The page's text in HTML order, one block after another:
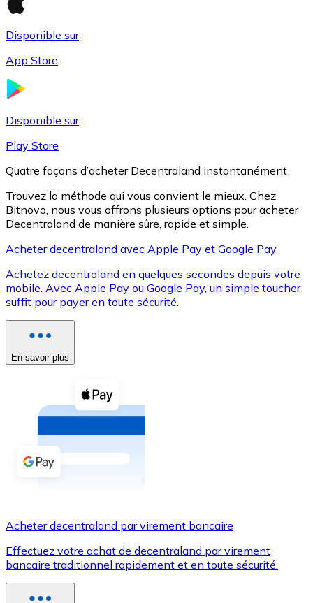
XRP
XRP
Voir toutes
Coupons crypto
Achetez des cryptomonnaies en espèces et d'autres
Acheter avec espèces
Virement SEPA
Utilisez les cartes Visa et Mastercard pour acheter
Acheter avec carte
Disponible sur
App Store
Disponible sur
Play Store
Quatre façons d’acheter Decentraland instantanément
Trouvez la méthode qui vous convient le mieux. Chez
Bitnovo, nous vous offrons plusieurs options pour acheter
Decentraland de manière sûre, rapide et simple.
Acheter decentraland avec Apple Pay et Google Pay
Achetez decentraland en quelques secondes depuis votre
mobile. Avec Apple Pay ou Google Pay, un simple toucher
suffit pour payer en toute sécurité.
En savoir plus
Acheter decentraland par virement bancaire
Effectuez votre achat de decentraland par virement
bancaire traditionnel rapidement et en toute sécurité.